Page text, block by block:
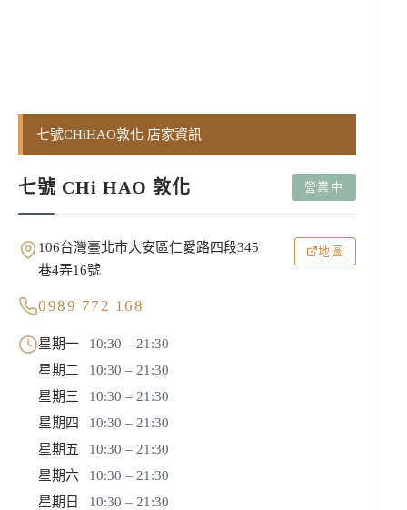
七號CHiHAO敦化 店家資訊
七號 CHi HAO 敦化 營業中
106台灣臺北市大安區仁愛路四段345
巷4弄16號
地圖
0989 772 168
星期一
10:30 – 21:30
星期二
10:30 – 21:30
星期三
10:30 – 21:30
星期四
10:30 – 21:30
星期五
10:30 – 21:30
星期六
10:30 – 21:30
星期日
10:30 – 21:30